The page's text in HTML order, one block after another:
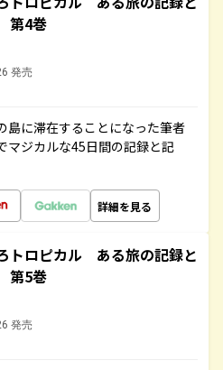
第4巻
発売
島に滞在することになった筆者
マジカルな45日間の記録と記
詳細を見る
トロピカル ある旅の記録と
第5巻
発売